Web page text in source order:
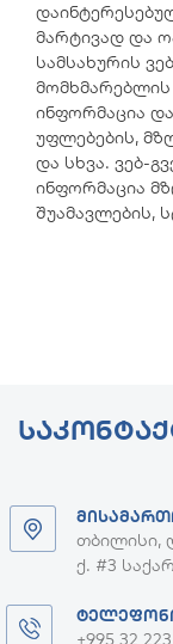
მარტივად და
სამსახურის
ინფორმაცია
უფლებების,
და სხვა. ვებ-
ინფორმაცია
შუამავლების,
თბილისი,
ქ. #3
+995 32